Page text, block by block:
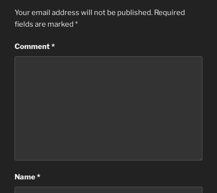
Your email address will not be published. Required
fields are marked *
Comment*
Name*